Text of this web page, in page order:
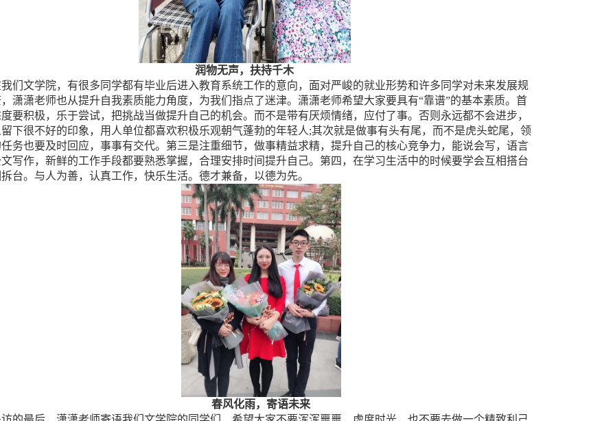
润物无声，扶持千木
们文学院，有很多同学都有毕业后进入教育系统工作的意向，面对严峻的就业形势和许多同学对未来发展规
潇潇老师也从提升自我素质能力角度，为我们指点了迷津。潇潇老师希望大家要具有“靠谱”的基本素质。首
要积极，乐于尝试，把挑战当做提升自己的机会。而不是带有厌烦情绪，应付了事。否则永远都不会进步，
下很不好的印象，用人单位都喜欢积极乐观朝气蓬勃的年轻人;其次就是做事有头有尾，而不是虎头蛇尾，领
务也要及时回应，事事有交代。第三是注重细节，做事精益求精，提升自己的核心竞争力，能说会写，语言
写作，新鲜的工作手段都要熟悉掌握，合理安排时间提升自己。第四，在学习生活中的时候要学会互相搭台
台。与人为善，认真工作，快乐生活。德才兼备，以德为先。
春风化雨，寄语未来